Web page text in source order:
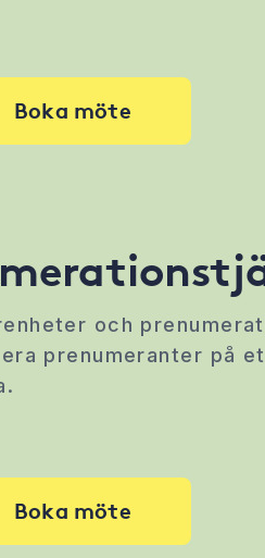
Boka möte
och
prenumeranter på
Boka möte